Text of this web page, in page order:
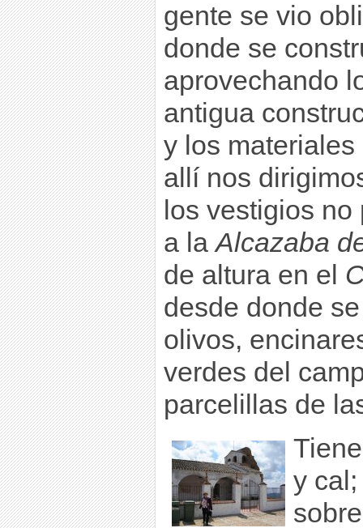
gente se vio
donde se
aprovechando
antigua
y los
allí nos
los vestigios
a laAlcazaba
de altura en el
desde donde
olivos,
verdes del
parcelillas de
y